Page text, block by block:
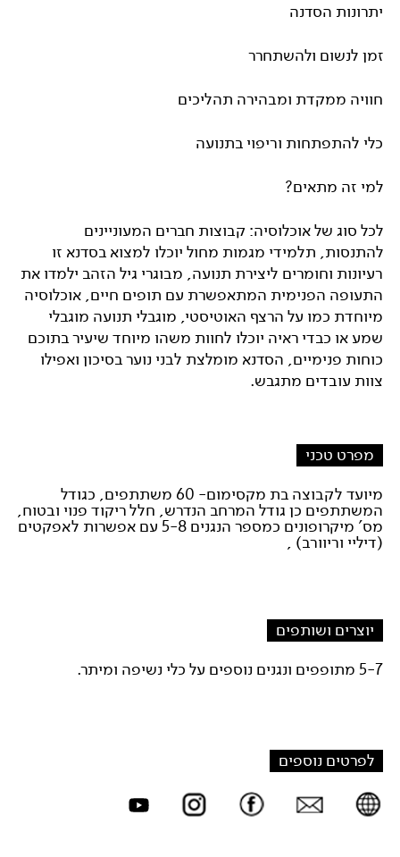
יתרונות הסדנה
זמן לנשום ולהשתחרר
חוויה ממקדת ומבהירה תהליכים
כלי להתפתחות וריפוי בתנועה
למי זה מתאים?
לכל סוג של אוכלוסיה: קבוצות חברים המעוניינים
להתנסות, תלמידי מגמות מחול יוכלו למצוא בסדנא זו
רעיונות וחומרים ליצירת תנועה, מבוגרי גיל הזהב ילמדו את
התעופה הפנימית המתאפשרת עם תופים חיים, אוכלוסיה
מיוחדת כמו על הרצף האוטיסטי, מוגבלי תנועה מוגבלי
שמע או כבדי ראיה יוכלו לחוות משהו מיוחד שיעיר בתוכם
כוחות פנימיים, הסדנא מומלצת לבני נוער בסיכון ואפילו
צוות עובדים מתגבש.
מפרט טכני
מיועד לקבוצה בת מקסימום- 60 משתתפים, כגודל
המשתתפים כן גודל המרחב הנדרש, חלל ריקוד פנוי ובטוח,
מס' מיקרופונים כמספר הנגנים 5-8 עם אפשרות לאפקטים
(דיליי וריוורב) ,
יוצרים ושותפים
5-7 מתופפים ונגנים נוספים על כלי נשיפה ומיתר.
לפרטים נוספים